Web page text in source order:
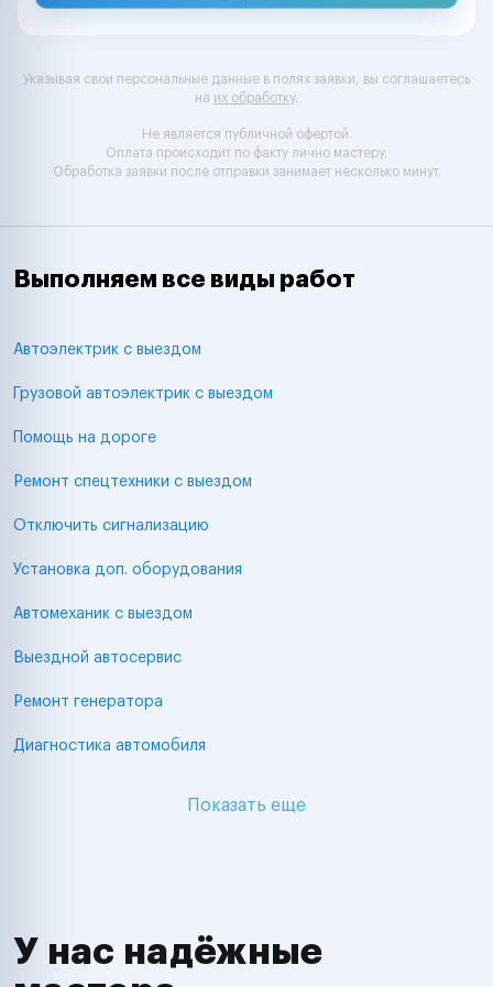
Указывая свои персональные данные в полях заявки, вы соглашаетесь
на их обработку.
Не является публичной офертой.
Оплата происходит по факту лично мастеру.
Обработка заявки после отправки занимает несколько минут.
Выполняем все виды работ
Автоэлектрик с выездом
Грузовой автоэлектрик с выездом
Помощь на дороге
Ремонт спецтехники с выездом
Отключить сигнализацию
Установка доп. оборудования
Автомеханик с выездом
Выездной автосервис
Ремонт генератора
Диагностика автомобиля
Показать еще
У нас надёжные